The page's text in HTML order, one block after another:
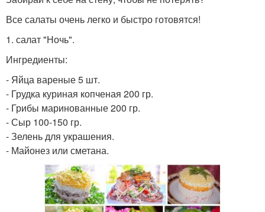
Все салаты очень легко и быстро готовятся!
1. салат "Ночь".
Ингредиенты:
- Яйца вареные 5 шт.
- Грудка куриная копченая 200 гр.
- Грибы маринованные 200 гр.
- Сыр 100-150 гр.
- Зелень для украшения.
- Майонез или сметана.